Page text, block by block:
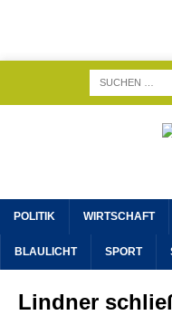
POLITIK WIRTSCHAFT
BLAULICHT SPORT
Lindner